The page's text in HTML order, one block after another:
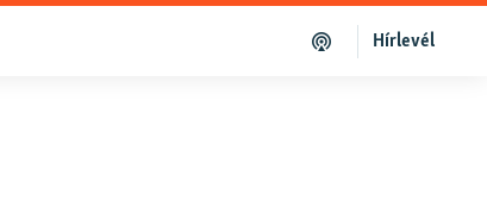
Hírlevél